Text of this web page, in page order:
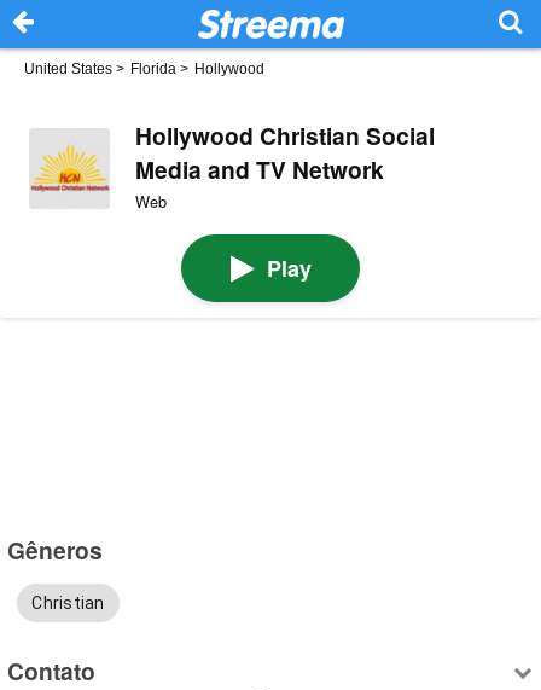
United States > Florida > Hollywood
Hollywood Christian Social
Media and TV Network
Web
Play
Gêneros
Christian
Contato